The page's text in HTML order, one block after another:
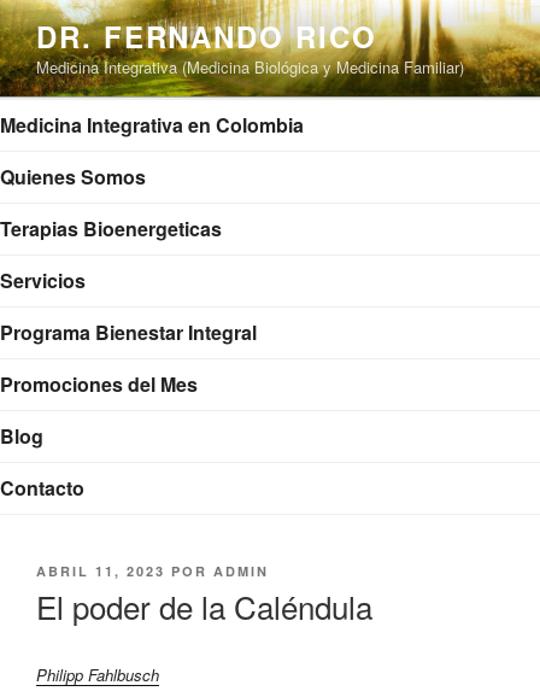
Saltar
al
contenido
DR. FERNANDO RICO
Medicina Integrativa (Medicina Biológica y Medicina Familiar)
Medicina Integrativa en Colombia
Quienes Somos
Terapias Bioenergeticas
Servicios
Programa Bienestar Integral
Promociones del Mes
Blog
Contacto
PUBLICADO
ABRIL 11, 2023 POR ADMIN
El poder de la Caléndula
Philipp Fahlbusch